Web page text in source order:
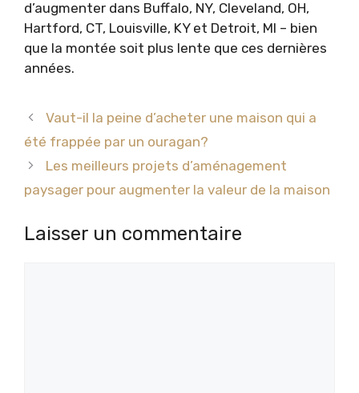
d’augmenter dans Buffalo, NY, Cleveland, OH,
Hartford, CT, Louisville, KY et Detroit, MI – bien
que la montée soit plus lente que ces dernières
années.
Vaut-il la peine d’acheter une maison qui a
été frappée par un ouragan?
Les meilleurs projets d’aménagement
paysager pour augmenter la valeur de la maison
Laisser un commentaire